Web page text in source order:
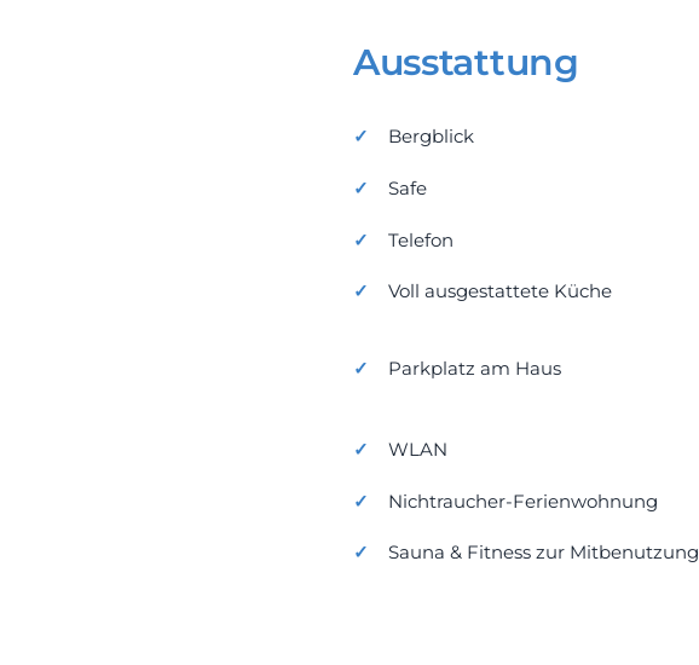
Ausstattung
Bergblick
Safe
Telefon
Voll ausgestattete Küche
Parkplatz am Haus
WLAN
Nichtraucher-Ferienwohnung
Sauna & Fitness zur Mitbenutzung